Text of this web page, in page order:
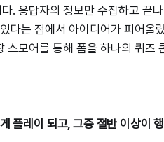
. 응답자의 정보만 수집하고 끝
다는 점에서 아이디어가 피어올
스모어를 통해 폼을 하나의 퀴즈
플레이 되고, 그중 절반 이상이